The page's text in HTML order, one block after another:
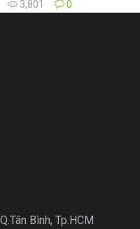
3,801 0
Bình, Tp.HCM